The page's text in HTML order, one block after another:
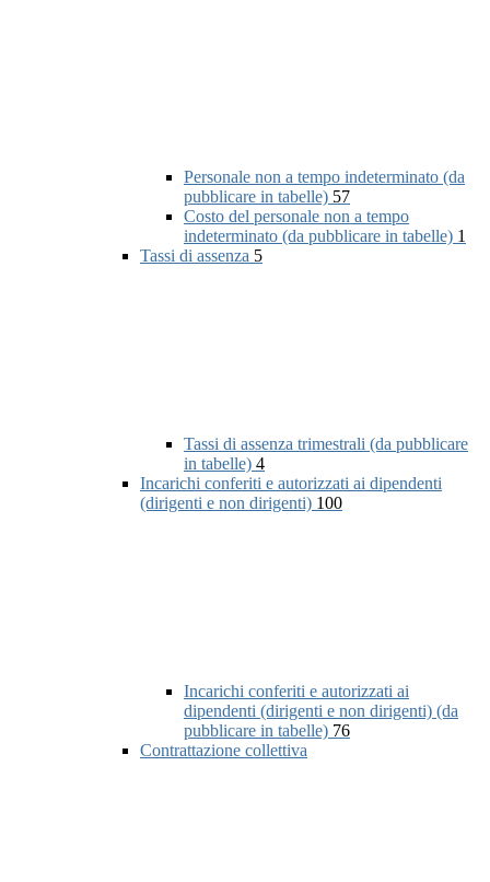
Personale non a tempo indeterminato (da
pubblicare in tabelle) 57
Costo del personale non a tempo
indeterminato (da pubblicare in tabelle) 1
Tassi di assenza 5
Tassi di assenza trimestrali (da pubblicare
in tabelle) 4
Incarichi conferiti e autorizzati ai dipendenti
(dirigenti e non dirigenti) 100
Incarichi conferiti e autorizzati ai
dipendenti (dirigenti e non dirigenti) (da
pubblicare in tabelle) 76
Contrattazione collettiva